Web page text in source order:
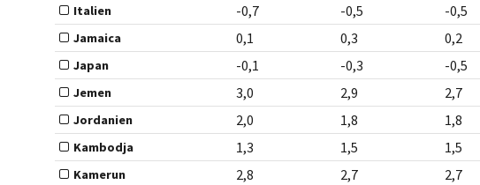
Italien -0,7 -0,5 -0,5
Jamaica 0,1 0,3 0,2
Japan -0,1 -0,3 -0,5
Jemen 3,0 2,9 2,7
Jordanien 2,0 1,8 1,8
Kambodja 1,3 1,5 1,5
Kamerun 2,8 2,7 2,7